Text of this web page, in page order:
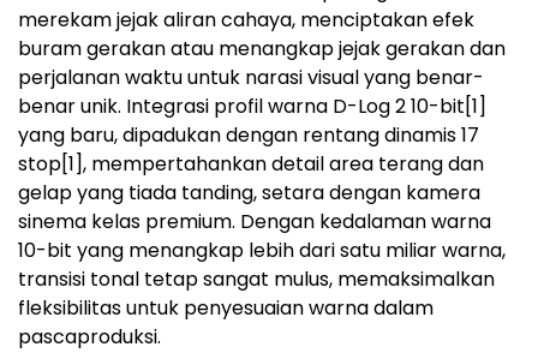
merekam jejak aliran cahaya, menciptakan efek
buram gerakan atau menangkap jejak gerakan dan
perjalanan waktu untuk narasi visual yang benar-
benar unik. Integrasi profil warna D-Log 2 10-bit[1]
yang baru, dipadukan dengan rentang dinamis 17
stop[1], mempertahankan detail area terang dan
gelap yang tiada tanding, setara dengan kamera
sinema kelas premium. Dengan kedalaman warna
10-bit yang menangkap lebih dari satu miliar warna,
transisi tonal tetap sangat mulus, memaksimalkan
fleksibilitas untuk penyesuaian warna dalam
pascaproduksi.